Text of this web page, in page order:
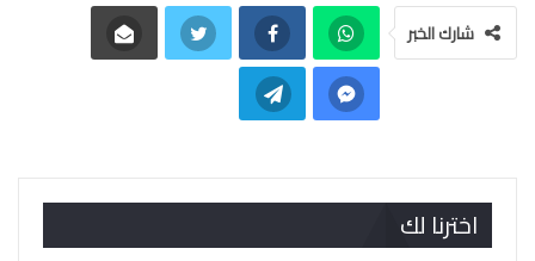
شارك الخبر
اخترنا لك